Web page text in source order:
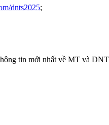
dnts2025;
tin mới nhất về MT và